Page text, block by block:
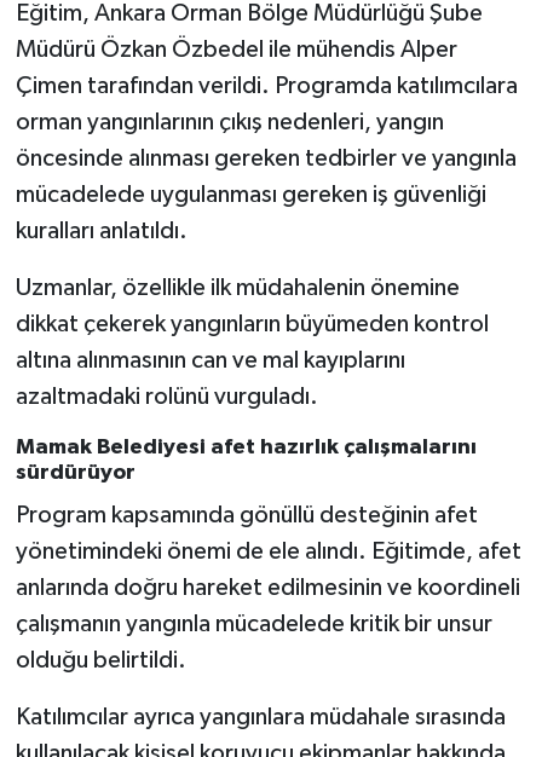
Eğitim, Ankara Orman Bölge Müdürlüğü Şube
Müdürü Özkan Özbedel ile mühendis Alper
Çimen tarafından verildi. Programda katılımcılara
orman yangınlarının çıkış nedenleri, yangın
öncesinde alınması gereken tedbirler ve yangınla
mücadelede uygulanması gereken iş güvenliği
kuralları anlatıldı.
Uzmanlar, özellikle ilk müdahalenin önemine
dikkat çekerek yangınların büyümeden kontrol
altına alınmasının can ve mal kayıplarını
azaltmadaki rolünü vurguladı.
Mamak Belediyesi afet hazırlık çalışmalarını
sürdürüyor
Program kapsamında gönüllü desteğinin afet
yönetimindeki önemi de ele alındı. Eğitimde, afet
anlarında doğru hareket edilmesinin ve koordineli
çalışmanın yangınla mücadelede kritik bir unsur
olduğu belirtildi.
Katılımcılar ayrıca yangınlara müdahale sırasında